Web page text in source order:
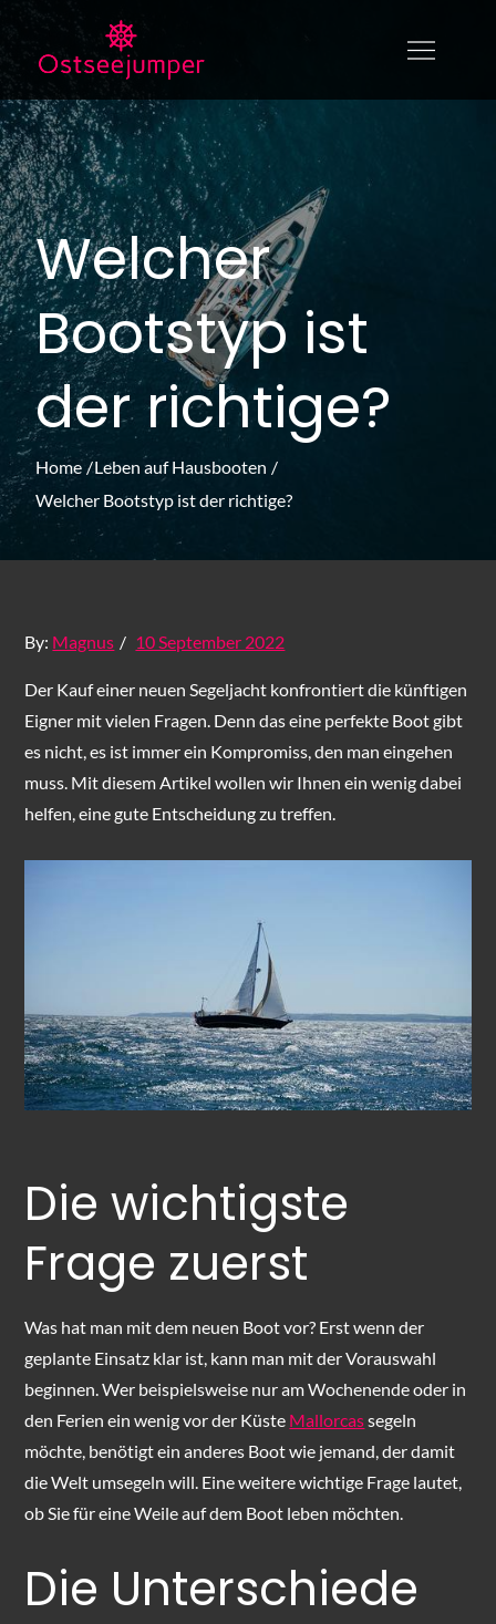
content
Ostseejumper.de
ostseejumper.de – alles über das Leben
auf dem Wasser
Welcher
Bootstyp ist
der richtige?
Home
Leben auf Hausbooten
Welcher Bootstyp ist der richtige?
By: Magnus
Posted
10 September 2022
Der Kauf einer neuen Segeljacht konfrontiert die künftigen
Eigner mit vielen Fragen. Denn das eine perfekte Boot gibt
es nicht, es ist immer ein Kompromiss, den man eingehen
muss. Mit diesem Artikel wollen wir Ihnen ein wenig dabei
helfen, eine gute Entscheidung zu treffen.
Die wichtigste
Frage zuerst
Was hat man mit dem neuen Boot vor? Erst wenn der
geplante Einsatz klar ist, kann man mit der Vorauswahl
beginnen. Wer beispielsweise nur am Wochenende oder in
den Ferien ein wenig vor der Küste Mallorcassegeln
möchte, benötigt ein anderes Boot wie jemand, der damit
die Welt umsegeln will. Eine weitere wichtige Frage lautet,
ob Sie für eine Weile auf dem Boot leben möchten.
Die Unterschiede